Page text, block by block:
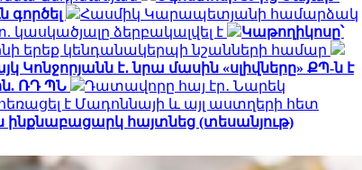
գործել
Հասմիկ Կարապետյանի համարձակ
ձերբակալվել է
Կաթողիկոսը՝
երեք կենդանակերպի նշանների համար
Կոնջորյանն է․ նրա մասին «սլիվները» ՔՊ-ն է
ՌԴ ՊՆ
Դատավորը հայ էր․ Նարեկ
է Մադոննայի և այլ աստղերի հետ
հայտնեց (տեսանյութ)